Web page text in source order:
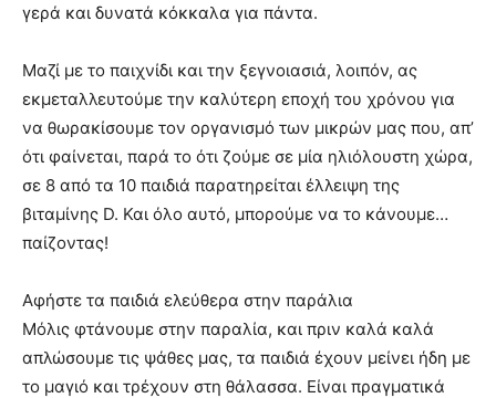
γερά και δυνατά κόκκαλα για πάντα.
Μαζί με το παιχνίδι και την ξεγνοιασιά, λοιπόν, ας
εκμεταλλευτούμε την καλύτερη εποχή του χρόνου για
να θωρακίσουμε τον οργανισμό των μικρών μας που, απ’
ότι φαίνεται, παρά το ότι ζούμε σε μία ηλιόλουστη χώρα,
σε 8 από τα 10 παιδιά παρατηρείται έλλειψη της
βιταμίνης D. Και όλο αυτό, μπορούμε να το κάνουμε…
παίζοντας!
Αφήστε τα παιδιά ελεύθερα στην παράλια
Μόλις φτάνουμε στην παραλία, και πριν καλά καλά
απλώσουμε τις ψάθες μας, τα παιδιά έχουν μείνει ήδη με
το μαγιό και τρέχουν στη θάλασσα. Είναι πραγματικά